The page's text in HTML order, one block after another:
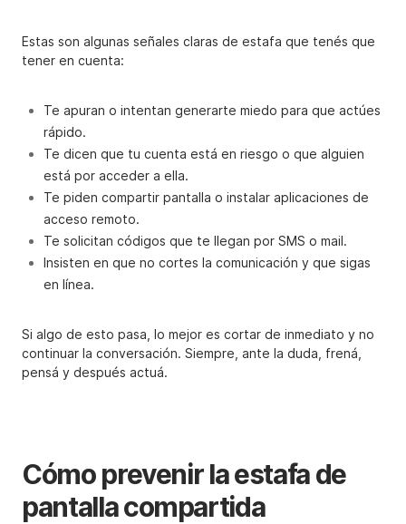
Estas son algunas señales claras de estafa que tenés que
tener en cuenta:
Te apuran o intentan generarte miedo para que actúes
rápido.
Te dicen que tu cuenta está en riesgo o que alguien
está por acceder a ella.
Te piden compartir pantalla o instalar aplicaciones de
acceso remoto.
Te solicitan códigos que te llegan por SMS o mail.
Insisten en que no cortes la comunicación y que sigas
en línea.
Si algo de esto pasa, lo mejor es cortar de inmediato y no
continuar la conversación. Siempre, ante la duda, frená,
pensá y después actuá.
Cómo prevenir la estafa de
pantalla compartida